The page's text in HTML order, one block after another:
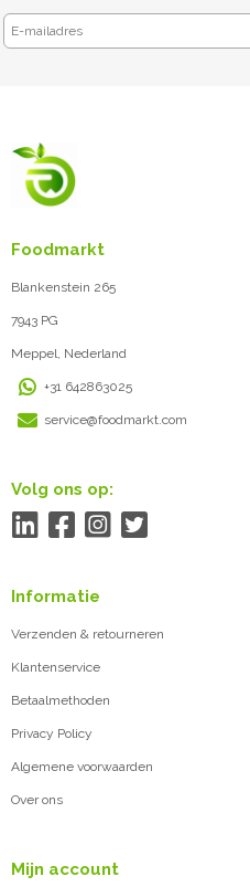
Foodmarkt
Blankenstein 265
7943 PG
Meppel, Nederland
+31 642863025
service@foodmarkt.com
Volg ons op:
Informatie
Verzenden & retourneren
Klantenservice
Betaalmethoden
Privacy Policy
Algemene voorwaarden
Over ons
Mijn account